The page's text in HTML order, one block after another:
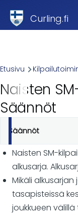
Curling.fi
Breadcrumb
Etusivu
Naisten
Säännöt
Ensisijaiset
välilehdet
Säännöt
Naisten SM-
alkusarja.
Mikäli
tasapisteissä
joukkueen